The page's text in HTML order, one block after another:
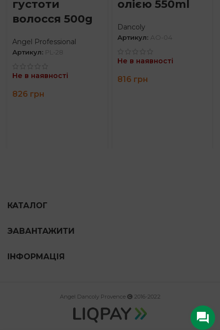
густоти
волосся 500g
Angel Professional
Артикул: PL-28
Не в наявності
826 грн
олією 550ml
Dancoly
Артикул: AO-04
Не в наявності
816 грн
КАТАЛОГ
ЗАВАНТАЖИТИ
ІНФОРМАЦІЯ
Angel Dancoly Provence 2016-2022